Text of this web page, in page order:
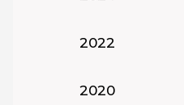
Rok
2022
Rok
2020